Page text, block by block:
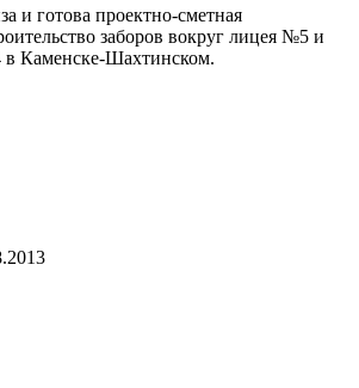
и готова проектно-сметная
заборов вокруг лицея №5 и
Каменске-Шахтинском.